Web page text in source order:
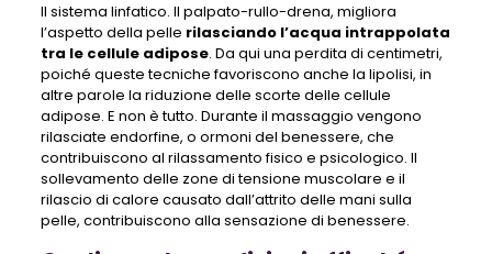
Il sistema linfatico. Il palpato-rullo-drena, migliora
l’aspetto della pelle rilasciando l’acqua intrappolata
tra le cellule adipose. Da qui una perdita di centimetri,
poiché queste tecniche favoriscono anche la lipolisi, in
altre parole la riduzione delle scorte delle cellule
adipose. E non è tutto. Durante il massaggio vengono
rilasciate endorfine, o ormoni del benessere, che
contribuiscono al rilassamento fisico e psicologico. Il
sollevamento delle zone di tensione muscolare e il
rilascio di calore causato dall’attrito delle mani sulla
pelle, contribuiscono alla sensazione di benessere.